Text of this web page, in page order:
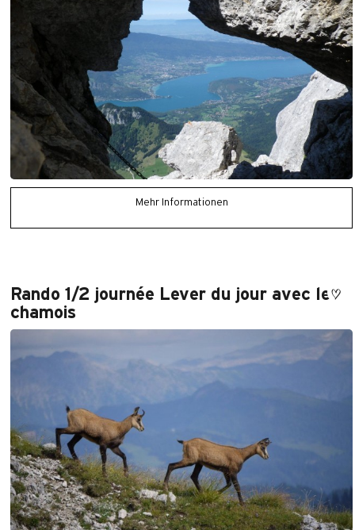
Mehr Informationen
Rando 1/2 journée Lever du jour avec les
chamois